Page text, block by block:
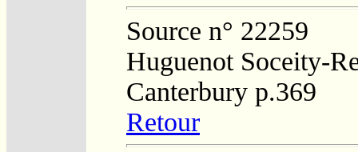
Source n° 22259
Huguenot Soceity-
Canterbury p.369
Retour